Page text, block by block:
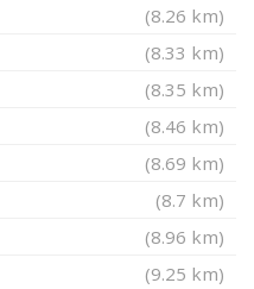
(8.26 km)
(8.33 km)
(8.35 km)
(8.46 km)
(8.69 km)
(8.7 km)
(8.96 km)
(9.25 km)